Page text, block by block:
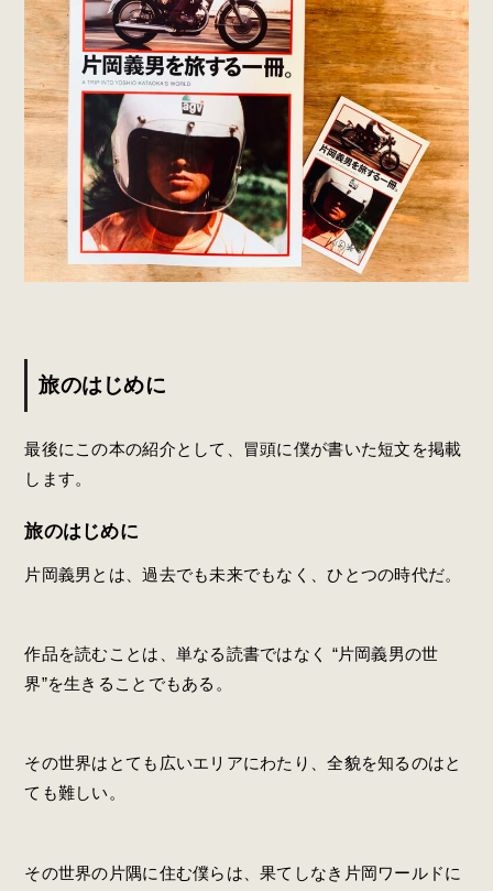
旅のはじめに
最後にこの本の紹介として、冒頭に僕が書いた短文を掲載
します。
旅のはじめに
片岡義男とは、過去でも未来でもなく、ひとつの時代だ。
作品を読むことは、単なる読書ではなく “片岡義男の世
界”を生きることでもある。
その世界はとても広いエリアにわたり、全貌を知るのはと
ても難しい。
その世界の片隅に住む僕らは、果てしなき片岡ワールドに